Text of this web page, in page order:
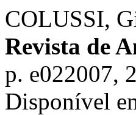
COLUSSI,
Revista de
p. e022007,
Disponível